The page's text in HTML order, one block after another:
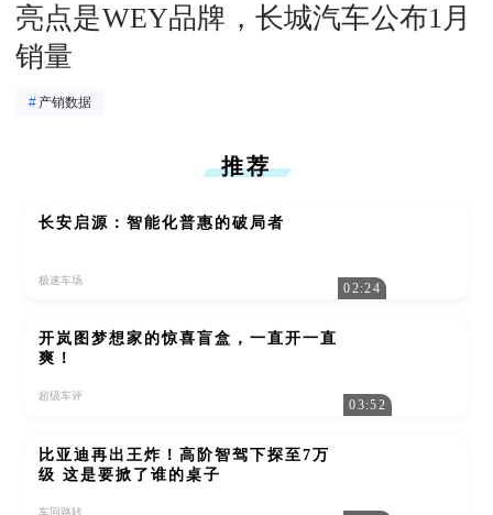
亮点是WEY品牌，长城汽车公布1月
销量
# 产销数据
推荐
长安启源：智能化普惠的破局者
极速车场
02:24
开岚图梦想家的惊喜盲盒，一直开一直
爽！
超级车评
03:52
比亚迪再出王炸！高阶智驾下探至7万
级 这是要掀了谁的桌子
车回路转